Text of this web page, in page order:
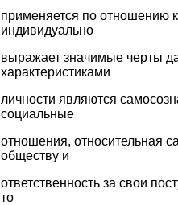
применяется по отношению
индивидуально
выражает значимые черты
характеристиками
личности являются
социальные
отношения, относительная
обществу и
ответственность за свои
то